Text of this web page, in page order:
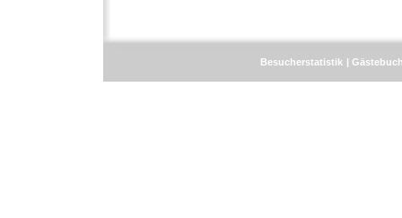
Besucherstatistik